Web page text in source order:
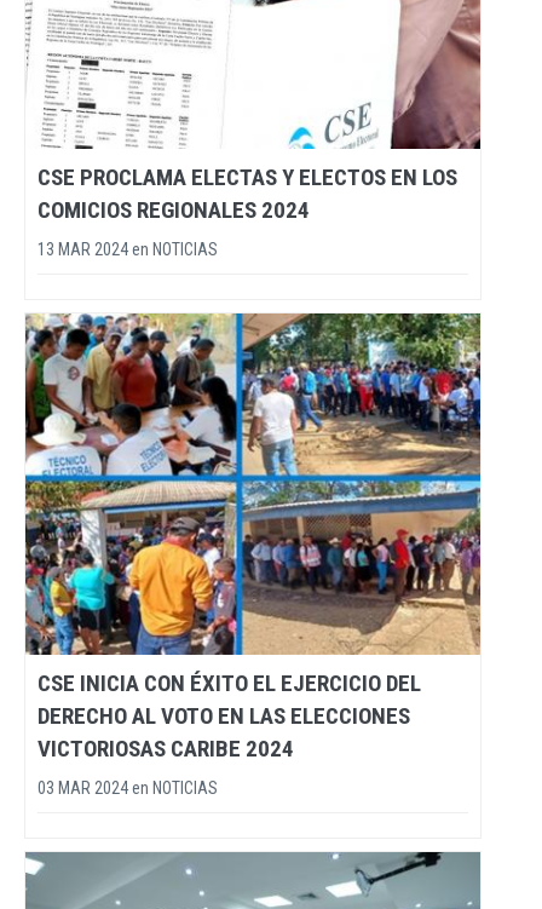
CSE PROCLAMA ELECTAS Y ELECTOS EN LOS
COMICIOS REGIONALES 2024
13 MAR 2024en NOTICIAS
CSE INICIA CON ÉXITO EL EJERCICIO DEL
DERECHO AL VOTO EN LAS ELECCIONES
VICTORIOSAS CARIBE 2024
03 MAR 2024en NOTICIAS